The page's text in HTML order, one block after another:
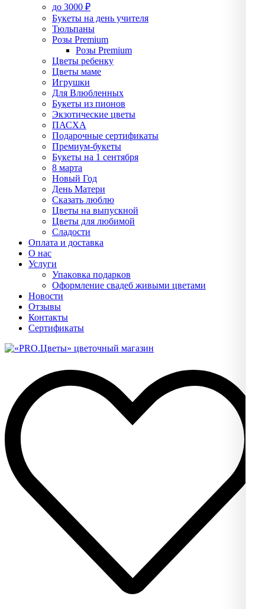
до 3000 ₽
Букеты на день учителя
Тюльпаны
Розы Premium
Розы Premium
Цветы ребенку
Цветы маме
Игрушки
Для Влюбленных
Букеты из пионов
Экзотические цветы
ПАСХА
Подарочные сертификаты
Премиум-букеты
Букеты на 1 сентября
8 марта
Новый Год
День Матери
Сказать люблю
Цветы на выпускной
Цветы для любимой
Сладости
Оплата и доставка
О нас
Услуги
Упаĸовĸа подарĸов
Оформление свадеб живыми цветами
Новости
Отзывы
Контакты
Сертификаты